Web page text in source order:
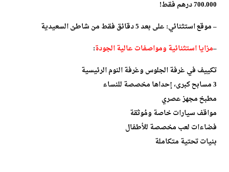
700.000 درهم فقط!
– موقع استثنائي: على بعد 5 دقائق فقط من شاطئ السعيدية
–مزايا استثنائية ومواصفات عالية الجودة:
تكييف في غرفة الجلوس وغرفة النوم الرئيسية
3 مسابح كبرى، إحداها مخصصة للنساء
مطبخ مجهز عصري
مواقف سيارات خاصة ومُوثقة
فضاءات لعب مخصصة للأطفال
بنيات تحتية متكاملة